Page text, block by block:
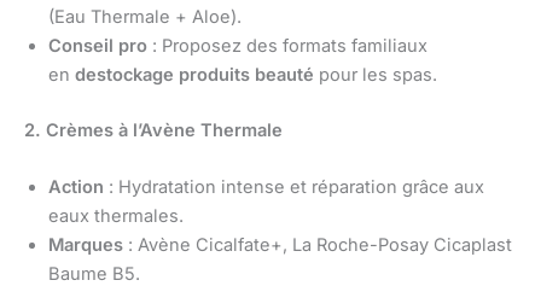
(Eau Thermale + Aloe).
Conseil pro : Proposez des formats familiaux
en destockage produits beauté pour les spas.
2. Crèmes à l’Avène Thermale
Action : Hydratation intense et réparation grâce aux
eaux thermales.
Marques : Avène Cicalfate+, La Roche-Posay Cicaplast
Baume B5.